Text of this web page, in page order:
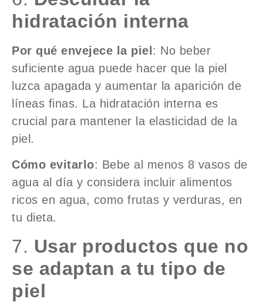
hidratación interna
Por qué envejece la piel : No beber
suficiente agua puede hacer que la piel
luzca apagada y aumentar la aparición de
líneas finas. La hidratación interna es
crucial para mantener la elasticidad de la
piel.
Cómo evitarlo: Bebe al menos 8 vasos de
agua al día y considera incluir alimentos
ricos en agua, como frutas y verduras, en
tu dieta.
7. Usar productos que no
se adaptan a tu tipo de
piel